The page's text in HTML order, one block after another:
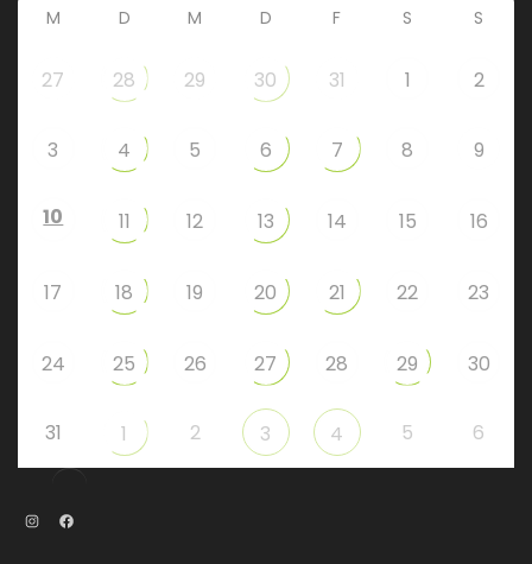
M D M D F S S
27 28 29 30 31 1 2
3 4 5 6 7 8 9
10 11 12 13 14 15 16
17 18 19 20 21 22 23
24 25 26 27 28 29 30
31 1 2 3 4 5 6